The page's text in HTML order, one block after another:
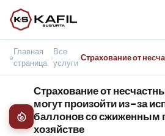
Главная
страница
›
Все
услуги
›
Страхование от
могут произойти из-за
баллонов со сжиженным
хозяйстве